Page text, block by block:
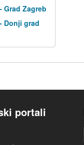
Grad Zagreb
Donji grad
portali